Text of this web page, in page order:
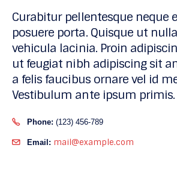
Curabitur pellentesque neque
posuere porta. Quisque ut
vehicula lacinia. Proin
ut feugiat nibh adipiscing sit
a felis faucibus ornare vel id
Vestibulum ante ipsum primis.
Phone: (123) 456-789
Email: mail@example.com